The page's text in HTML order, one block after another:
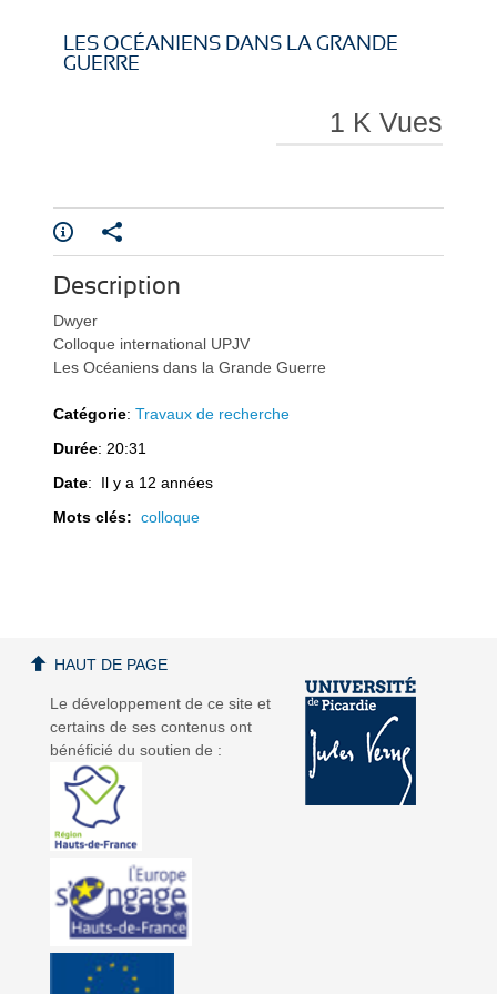
i
v
i
v
LES OCÉANIENS DANS LA GRANDE
GUERRE
1 K Vues
Description
Dwyer
Colloque international UPJV
Les Océaniens dans la Grande Guerre
Catégorie:Travaux de recherche
Durée: 20:31
Date: Il y a 12 années
Mots clés:colloque
Le développement de ce site et
certains de ses contenus ont
bénéficié du soutien de :
HAUT DE PAGE